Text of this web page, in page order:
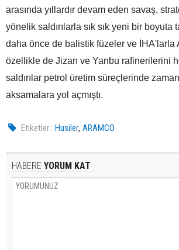
arasında yıllardır devam eden savaş,
yönelik saldırılarla sık sık yeni bir boyuta
daha önce de balistik füzeler ve İHA'larla
özellikle de Jizan ve Yanbu rafinerilerini
saldırılar petrol üretim süreçlerinde
aksamalara yol açmıştı.
Etiketler : Husiler,ARAMCO
HABERE YORUM KAT